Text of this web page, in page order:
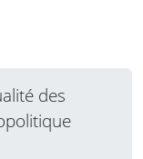
des